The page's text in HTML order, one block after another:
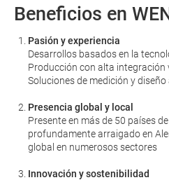
Beneficios en
Pasión y experiencia
Desarrollos basados en la
Producción con alta integración
Soluciones de medición y diseño
Presencia global y local
Presente en más de 50 países
profundamente arraigado en
global en numerosos sectores
Innovación y sostenibilidad